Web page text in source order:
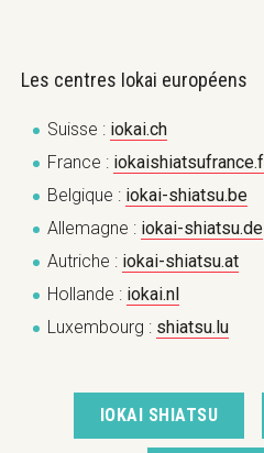
Les centres Iokai européens
Suisse : iokai.ch
France :
Belgique : iokai-shiatsu.be
Allemagne : iokai-shiatsu.de
Autriche : iokai-shiatsu.at
Hollande : iokai.nl
Luxembourg : shiatsu.lu
IOKAI SHIATSU